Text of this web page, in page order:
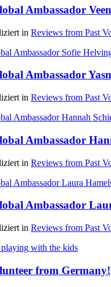
Ambassador
in Reviews from Past
Ambassador
in Reviews from Past
Ambassador
in Reviews from Past
Ambassador
in Reviews from Past
from Germany!